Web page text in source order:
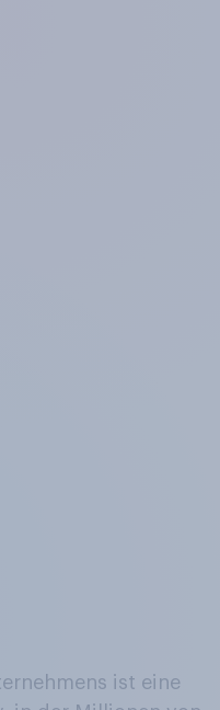
ist eine